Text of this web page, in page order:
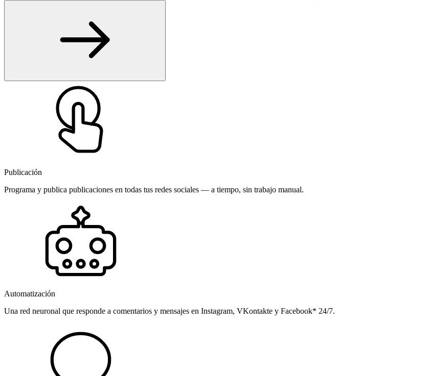
Publicación
Programa y publica publicaciones en todas tus redes sociales — a tiempo, sin trabajo manual.
Automatización
Una red neuronal que responde a comentarios y mensajes en Instagram, VKontakte y Facebook* 24/7.